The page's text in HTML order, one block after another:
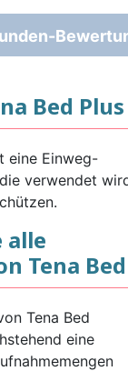
Bed Plus
eine Einweg-
verwendet
alle
Tena Bed
Tena Bed
eine